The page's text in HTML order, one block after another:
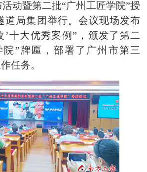
动暨第二批“广州工匠学院”授
道局集团举行。会议现场发布
’十大优秀案例”，颁发了第二
院”牌匾，部署了广州市第三
任务。